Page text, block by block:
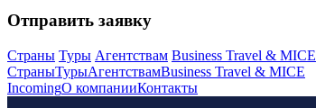
Отправить заявку
Страны Туры Агентствам Business Travel & MICE
СтраныТурыАгентствамBusiness Travel & MICE
IncomingО компанииКонтакты